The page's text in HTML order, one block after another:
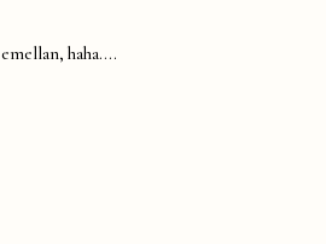
haha….